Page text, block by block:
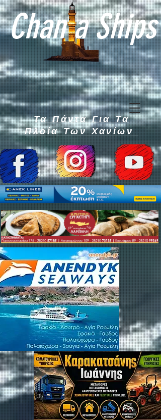
Chan a Ships
Τα Πάντα Για Τα
Πλοία Των Χανίων